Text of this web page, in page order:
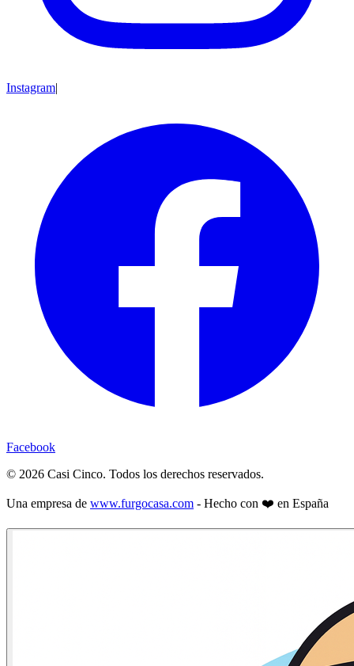
Instagram|
Facebook
© 2026 Casi Cinco. Todos los derechos reservados.
Una empresa de www.furgocasa.com - Hecho con ❤️ en España